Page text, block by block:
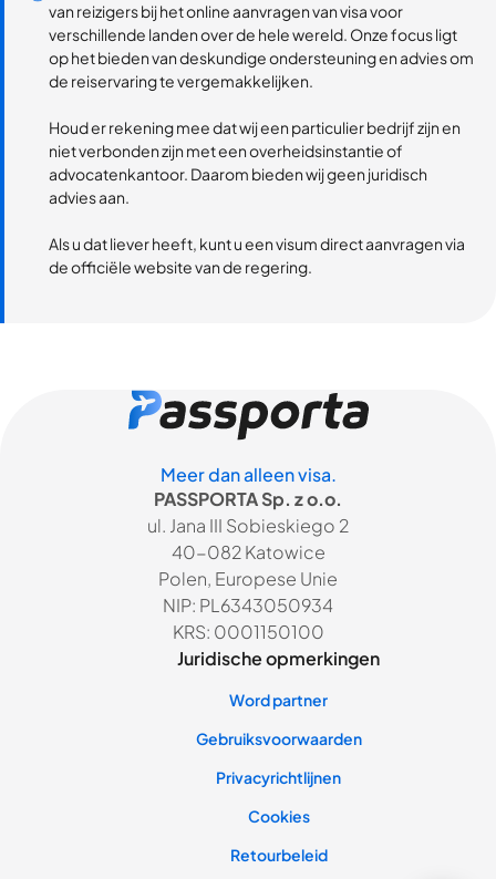
van reizigers bij het online aanvragen van visa voor
verschillende landen over de hele wereld. Onze focus ligt
op het bieden van deskundige ondersteuning en advies om
de reiservaring te vergemakkelijken.
Houd er rekening mee dat wij een particulier bedrijf zijn en
niet verbonden zijn met een overheidsinstantie of
advocatenkantoor. Daarom bieden wij geen juridisch
advies aan.
Als u dat liever heeft, kunt u een visum direct aanvragen via
de officiële website van de regering.
Meer dan alleen visa.
PASSPORTA Sp. z o.o.
ul. Jana III Sobieskiego 2
40-082 Katowice
Polen, Europese Unie
NIP: PL6343050934
KRS: 0001150100
Juridische opmerkingen
Word partner
Gebruiksvoorwaarden
Privacyrichtlijnen
Cookies
Retourbeleid